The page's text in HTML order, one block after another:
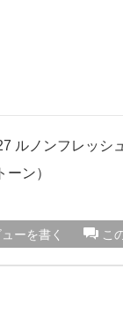
ルノンフレッシ
ン）
こ
ーを書く